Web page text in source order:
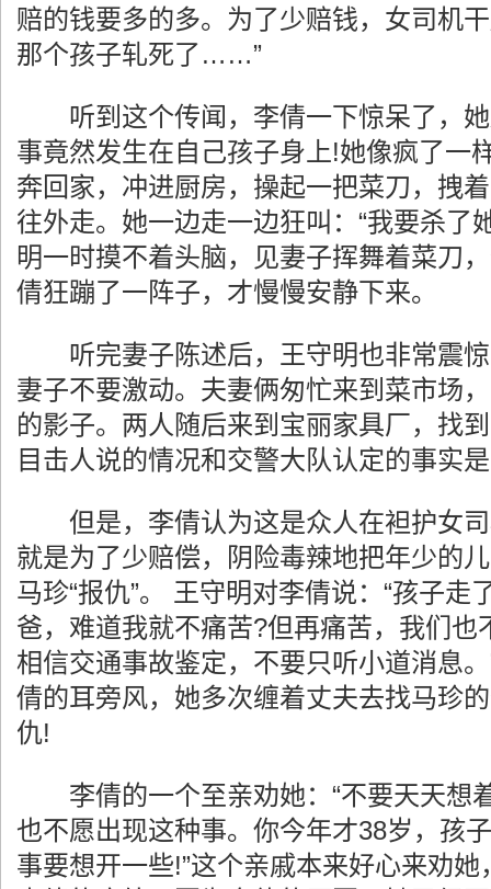
赔的钱要多的多。为了少赔钱，女司机
那个孩子轧死了……”
听到这个传闻，李倩一下惊呆了，她
事竟然发生在自己孩子身上!她像疯了一
奔回家，冲进厨房，操起一把菜刀，拽
往外走。她一边走一边狂叫：“我要杀了
明一时摸不着头脑，见妻子挥舞着菜刀
倩狂蹦了一阵子，才慢慢安静下来。
听完妻子陈述后，王守明也非常震惊
妻子不要激动。夫妻俩匆忙来到菜市场
的影子。两人随后来到宝丽家具厂，找
目击人说的情况和交警大队认定的事实
但是，李倩认为这是众人在袒护女司
就是为了少赔偿，阴险毒辣地把年少的
马珍“报仇”。 王守明对李倩说：“孩子走
爸，难道我就不痛苦?但再痛苦，我们也
相信交通事故鉴定，不要只听小道消息
倩的耳旁风，她多次缠着丈夫去找马珍
仇!
李倩的一个至亲劝她：“不要天天想
也不愿出现这种事。你今年才38岁，孩
事要想开一些!”这个亲戚本来好心来劝